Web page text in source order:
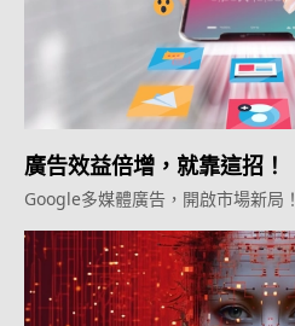
廣告效益倍增，就靠這招！
Google多媒體廣告，開啟市場新局！